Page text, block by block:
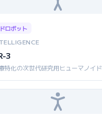
ロボット
3
特化の次世代研究用ヒューマノイド